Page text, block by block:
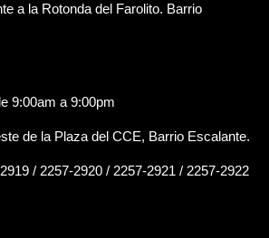
a la Rotonda del Farolito. Barrio
9:00am a 9:00pm
de la Plaza del CCE, Barrio Escalante.
/ 2257-2920 / 2257-2921 / 2257-2922